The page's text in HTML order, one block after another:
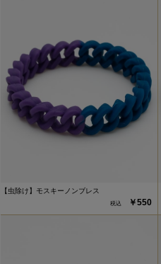
【虫除け】モスキーノンブレス
￥550